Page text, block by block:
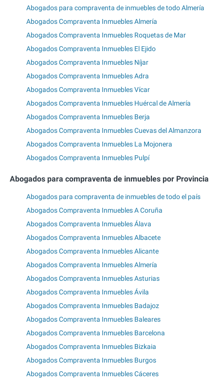
Abogados para compraventa de inmuebles de todo Almería
Abogados Compraventa Inmuebles Almería
Abogados Compraventa Inmuebles Roquetas de Mar
Abogados Compraventa Inmuebles El Ejido
Abogados Compraventa Inmuebles Níjar
Abogados Compraventa Inmuebles Adra
Abogados Compraventa Inmuebles Vícar
Abogados Compraventa Inmuebles Huércal de Almería
Abogados Compraventa Inmuebles Berja
Abogados Compraventa Inmuebles Cuevas del Almanzora
Abogados Compraventa Inmuebles La Mojonera
Abogados Compraventa Inmuebles Pulpí
Abogados para compraventa de inmuebles por Provincia
Abogados para compraventa de inmuebles de todo el país
Abogados Compraventa Inmuebles A Coruña
Abogados Compraventa Inmuebles Álava
Abogados Compraventa Inmuebles Albacete
Abogados Compraventa Inmuebles Alicante
Abogados Compraventa Inmuebles Almería
Abogados Compraventa Inmuebles Asturias
Abogados Compraventa Inmuebles Ávila
Abogados Compraventa Inmuebles Badajoz
Abogados Compraventa Inmuebles Baleares
Abogados Compraventa Inmuebles Barcelona
Abogados Compraventa Inmuebles Bizkaia
Abogados Compraventa Inmuebles Burgos
Abogados Compraventa Inmuebles Cáceres